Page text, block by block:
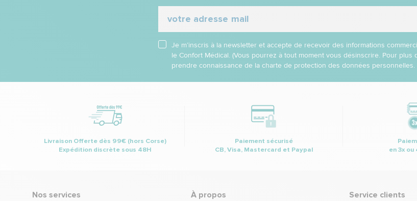
Je m’inscris à la newsletter et accepte de recevoir des informations
le Confort Médical. (Vous pourrez à tout moment vous désinscrire. Pour plus
prendre connaissance de la charte de protection des données personnelles.
Livraison Offerte dès 99€ (hors Corse)
Expédition discrète sous 48H
Paiement sécurisé
CB, Visa, Mastercard et Paypal
en 3x
Nos services À propos Service clients